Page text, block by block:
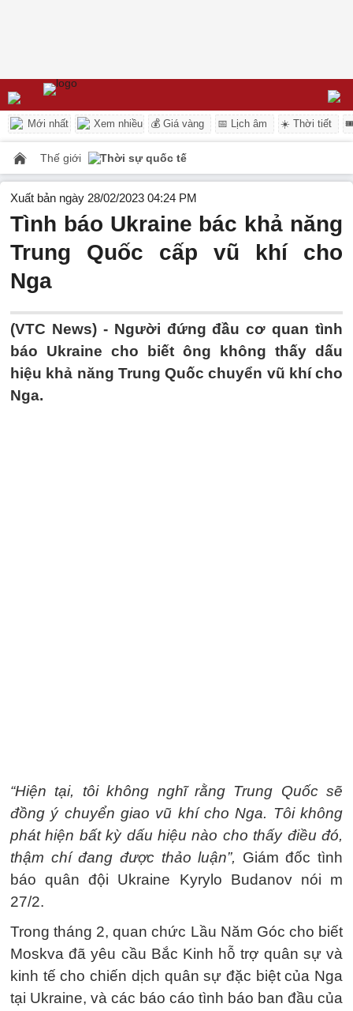
Mới nhất Xem nhiều 💰 Giá vàng 📅 Lịch âm ☀️ Thời tiết
Thế giới Thời sự quốc tế
Xuất bản ngày 28/02/2023 04:24 PM
Tình báo Ukraine bác khả năng
Trung Quốc cấp vũ khí cho
Nga
(VTC News) - Người đứng đầu cơ quan tình
báo Ukraine cho biết ông không thấy dấu
hiệu khả năng Trung Quốc chuyển vũ khí cho
Nga.
“Hiện tại, tôi không nghĩ rằng Trung Quốc sẽ
đồng ý chuyển giao vũ khí cho Nga. Tôi không
phát hiện bất kỳ dấu hiệu nào cho thấy điều đó,
thậm chí đang được thảo luận”, Giám đốc tình
báo quân đội Ukraine Kyrylo Budanov nói m
27/2.
Trong tháng 2, quan chức Lầu Năm Góc cho biết
Moskva đã yêu cầu Bắc Kinh hỗ trợ quân sự và
kinh tế cho chiến dịch quân sự đặc biệt của Nga
tại Ukraine, và các báo cáo tình báo ban đầu của